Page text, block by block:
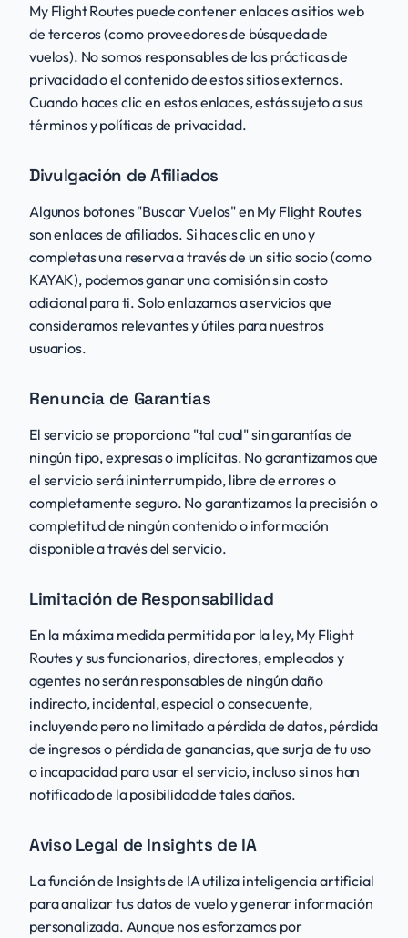
My Flight Routes puede contener enlaces a sitios web
de terceros (como proveedores de búsqueda de
vuelos). No somos responsables de las prácticas de
privacidad o el contenido de estos sitios externos.
Cuando haces clic en estos enlaces, estás sujeto a sus
términos y políticas de privacidad.
Divulgación de Afiliados
Algunos botones "Buscar Vuelos" en My Flight Routes
son enlaces de afiliados. Si haces clic en uno y
completas una reserva a través de un sitio socio (como
KAYAK), podemos ganar una comisión sin costo
adicional para ti. Solo enlazamos a servicios que
consideramos relevantes y útiles para nuestros
usuarios.
Renuncia de Garantías
El servicio se proporciona "tal cual" sin garantías de
ningún tipo, expresas o implícitas. No garantizamos que
el servicio será ininterrumpido, libre de errores o
completamente seguro. No garantizamos la precisión o
completitud de ningún contenido o información
disponible a través del servicio.
Limitación de Responsabilidad
En la máxima medida permitida por la ley, My Flight
Routes y sus funcionarios, directores, empleados y
agentes no serán responsables de ningún daño
indirecto, incidental, especial o consecuente,
incluyendo pero no limitado a pérdida de datos, pérdida
de ingresos o pérdida de ganancias, que surja de tu uso
o incapacidad para usar el servicio, incluso si nos han
notificado de la posibilidad de tales daños.
Aviso Legal de Insights de IA
La función de Insights de IA utiliza inteligencia artificial
para analizar tus datos de vuelo y generar información
personalizada. Aunque nos esforzamos por